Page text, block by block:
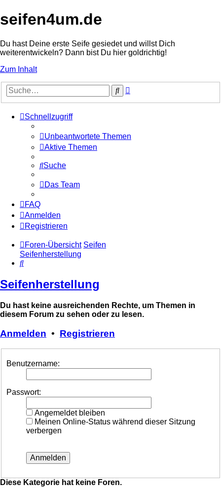
seifen4um.de
Du hast Deine erste Seife gesiedet und willst Dich
weiterentwickeln? Dann bist Du hier goldrichtig!
Zum Inhalt
Suche
Schnellzugriff
Unbeantwortete Themen
Aktive Themen
Suche
Das Team
FAQ
Anmelden
Registrieren
Foren-Übersicht Seifen
Seifenherstellung
Suche
Seifenherstellung
Du hast keine ausreichenden Rechte, um Themen in
diesem Forum zu sehen oder zu lesen.
Anmelden • Registrieren
Benutzername:
Passwort:
Angemeldet bleiben
Meinen Online-Status während dieser Sitzung
verbergen
Diese Kategorie hat keine Foren.